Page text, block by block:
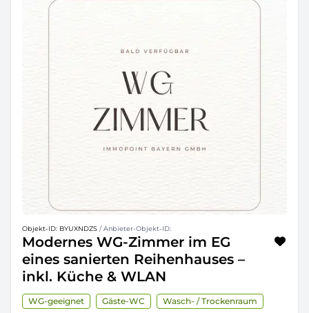
Objekt-ID: BYUXNDZS / Anbieter-Objekt-ID:
Modernes WG-Zimmer im EG
eines sanierten Reihenhauses –
inkl. Küche & WLAN
WG-geeignet Gäste-WC
Wasch- / Trockenraum